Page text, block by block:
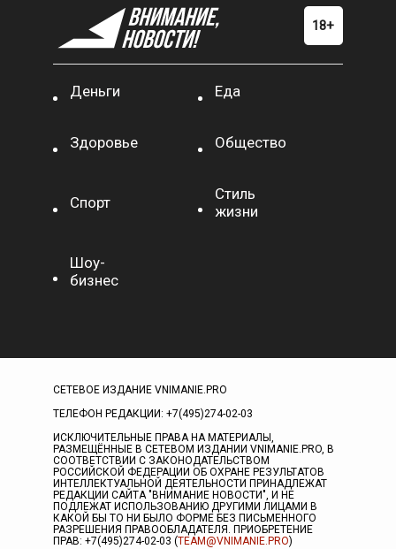
Деньги Еда
Здоровье Общество
Спорт
Стиль
жизни
Шоу-
бизнес
СЕТЕВОЕ ИЗДАНИЕ VNIMANIE.PRO
ТЕЛЕФОН РЕДАКЦИИ: +7(495)274-02-03
ИСКЛЮЧИТЕЛЬНЫЕ ПРАВА НА МАТЕРИАЛЫ,
РАЗМЕЩЁННЫЕ В СЕТЕВОМ ИЗДАНИИ VNIMANIE.PRO, В
СООТВЕТСТВИИ С ЗАКОНОДАТЕЛЬСТВОМ
РОССИЙСКОЙ ФЕДЕРАЦИИ ОБ ОХРАНЕ РЕЗУЛЬТАТОВ
ИНТЕЛЛЕКТУАЛЬНОЙ ДЕЯТЕЛЬНОСТИ ПРИНАДЛЕЖАТ
РЕДАКЦИИ САЙТА "ВНИМАНИЕ НОВОСТИ", И НЕ
ПОДЛЕЖАТ ИСПОЛЬЗОВАНИЮ ДРУГИМИ ЛИЦАМИ В
КАКОЙ БЫ ТО НИ БЫЛО ФОРМЕ БЕЗ ПИСЬМЕННОГО
РАЗРЕШЕНИЯ ПРАВООБЛАДАТЕЛЯ. ПРИОБРЕТЕНИЕ
ПРАВ: +7(495)274-02-03 (TEAM@VNIMANIE.PRO)